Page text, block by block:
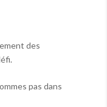
des
pas dans